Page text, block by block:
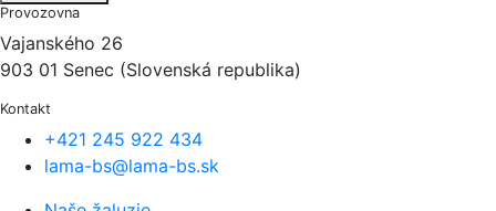
Provozovna
Vajanského 26
903 01 Senec (Slovenská republika)
Kontakt
+421 245 922 434
lama-bs@lama-bs.sk